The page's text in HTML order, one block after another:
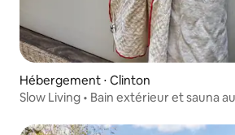
Hébergement ⋅ Clinton
Slow Living • Bain extérieur et sauna